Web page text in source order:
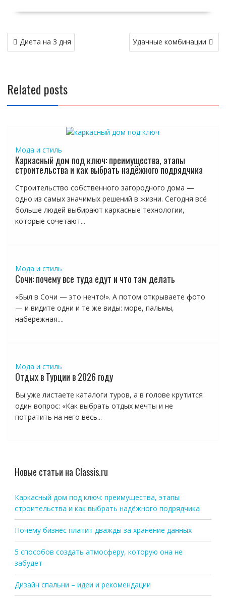
Навигация
по
Диета на 3 дня Удачные комбинации
Related posts
Мода и стиль
Каркасный дом под ключ: преимущества, этапы
строительства и как выбрать надёжного подрядчика
Строительство собственного загородного дома —
одно из самых значимых решений в жизни. Сегодня всё
больше людей выбирают каркасные технологии,
которые сочетают...
Мода и стиль
Сочи: почему все туда едут и что там делать
«Был в Сочи — это нечто!». А потом открываете фото
— и видите одни и те же виды: море, пальмы,
набережная....
Мода и стиль
Отдых в Турции в 2026 году
Вы уже листаете каталоги туров, а в голове крутится
один вопрос: «Как выбрать отдых мечты и не
потратить на него весь...
Новые статьи на Classis.ru
Каркасный дом под ключ: преимущества, этапы
строительства и как выбрать надёжного подрядчика
Почему бизнес платит дважды за хранение данных
5 способов создать атмосферу, которую она не
забудет
Дизайн спальни – идеи и рекомендации